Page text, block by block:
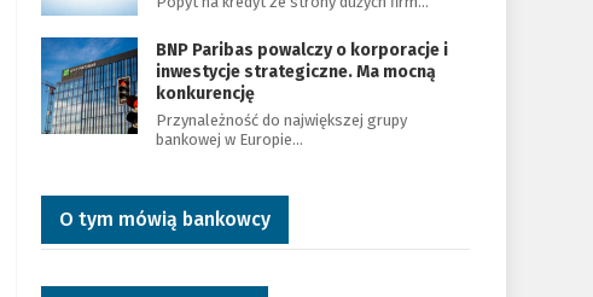
BNP Paribas powalczy o korporacje i
inwestycje strategiczne. Ma mocną
konkurencję
Przynależność do największej grupy
bankowej w Europie…
O tym mówią bankowcy